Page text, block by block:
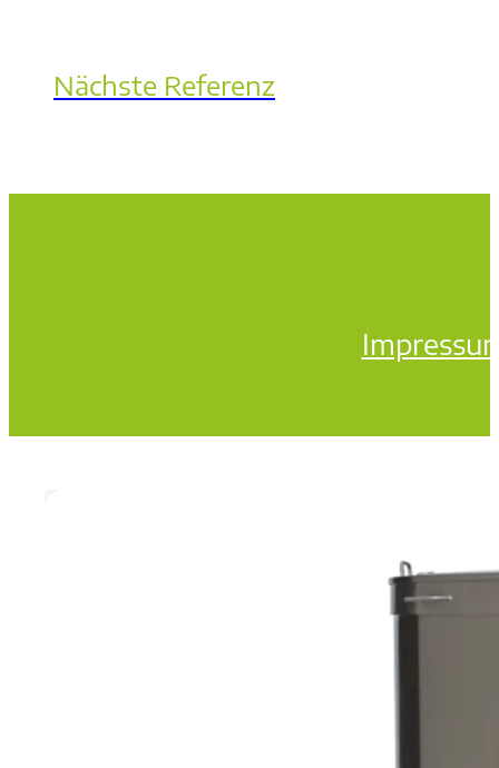
Nächste Referenz